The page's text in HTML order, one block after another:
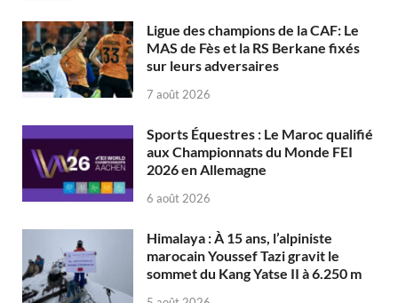
Ligue des champions de la CAF: Le
MAS de Fès et la RS Berkane fixés
sur leurs adversaires
7 août 2026
Sports Équestres : Le Maroc qualifié
aux Championnats du Monde FEI
2026 en Allemagne
6 août 2026
Himalaya : À 15 ans, l’alpiniste
marocain Youssef Tazi gravit le
sommet du Kang Yatse II à 6.250 m